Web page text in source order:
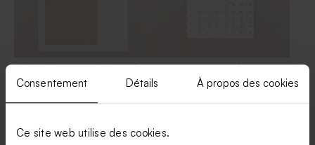
Consentement Détails À propos des cookies
Ce site web utilise des cookies.
Calendrier annuel mural à
spirales photos et mémo
Calendrier mural à spirales
A4 vos plus beaux souvenirs
Voir toute la collection Calendrier